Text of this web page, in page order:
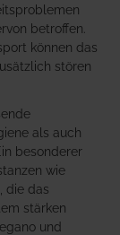
betroffen.
können das
stören
als auch
besonderer
wie
die das
stärken
und